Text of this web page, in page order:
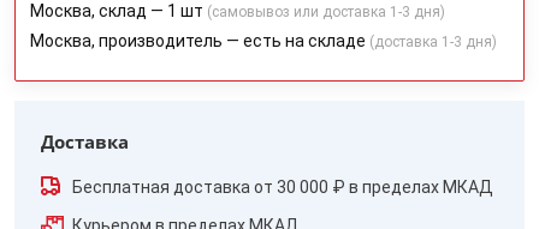
Москва, склад — 1 шт (самовывоз или доставка 1-3 дня)
Москва, производитель — есть на складе (доставка 1-3 дня)
Доставка
Бесплатная доставка от 30 000 ₽ в пределах МКАД